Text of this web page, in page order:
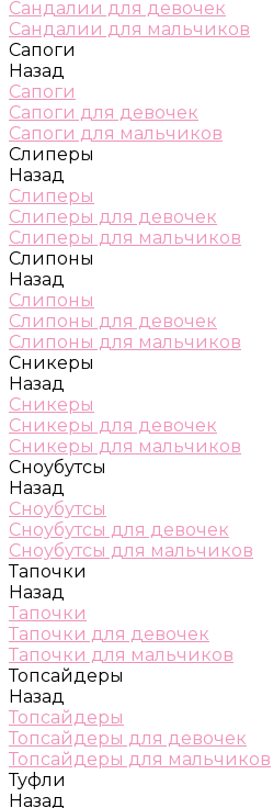
Сандалии для девочек
Сандалии для мальчиков
Сапоги
Назад
Сапоги
Сапоги для девочек
Сапоги для мальчиков
Слиперы
Назад
Слиперы
Слиперы для девочек
Слиперы для мальчиков
Слипоны
Назад
Слипоны
Слипоны для девочек
Слипоны для мальчиков
Сникеры
Назад
Сникеры
Сникеры для девочек
Сникеры для мальчиков
Сноубутсы
Назад
Сноубутсы
Сноубутсы для девочек
Сноубутсы для мальчиков
Тапочки
Назад
Тапочки
Тапочки для девочек
Тапочки для мальчиков
Топсайдеры
Назад
Топсайдеры
Топсайдеры для девочек
Топсайдеры для мальчиков
Туфли
Назад